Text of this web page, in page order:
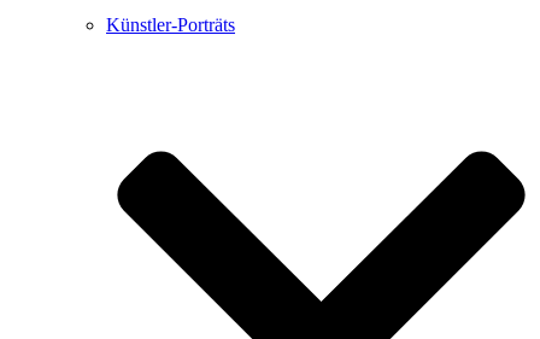
Künstler-Porträts